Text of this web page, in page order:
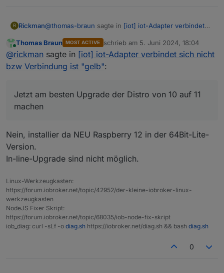
R Rickman@thomas-braun sagte in [iot] iot-Adapter verbindet
sudo apt policy nodejs
Jetzt am besten Upgrade der Distro von 10 auf 11
Hause bin. Muss meine Frau halt mal wieder die
Online
Thomas Braun MOST ACTIVE schrieb am 5. Juni 2024, 18:04
zuletzt editiert von
@rickman sagte in [iot] iot-Adapter verbindet sich nicht
bzw Verbindung ist "gelb":
Jetzt am besten Upgrade der Distro von 10 auf 11
machen
Nein, installier da NEU Raspberry 12 in der 64Bit-Lite-
Version.
In-line-Upgrade sind nicht möglich.
Linux-Werkzeugkasten:
https://forum.iobroker.net/topic/42952/der-kleine-iobroker-linux-
werkzeugkasten
NodeJS Fixer Skript:
https://forum.iobroker.net/topic/68035/iob-node-fix-skript
iob_diag: curl -sLf -o diag.sh https://iobroker.net/diag.sh && bash diag.sh
0